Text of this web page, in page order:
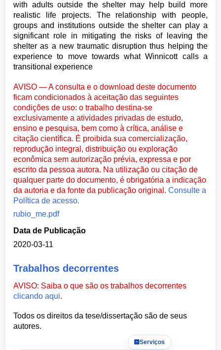
with adults outside the shelter may help build more
realistic life projects. The relationship with people,
groups and institutions outside the shelter can play a
significant role in mitigating the risks of leaving the
shelter as a new traumatic disruption thus helping the
experience to move towards what Winnicott calls a
transitional experience
AVISO — A consulta e o download deste documento
ficam condicionados à aceitação das seguintes
condições de uso: o trabalho destina-se
exclusivamente a atividades privadas de estudo,
ensino e pesquisa, bem como à crítica, análise e
citação científica. É proibida sua comercialização,
reprodução integral, distribuição ou exploração
econômica sem autorização prévia, expressa e por
escrito da pessoa autora. Na utilização ou citação de
qualquer parte do documento, é obrigatória a indicação
da autoria e da fonte da publicação original.Consulte a
Política de acesso.
rubio_me.pdf
Data de Publicação
2020-03-11
Trabalhos decorrentes
AVISO: Saiba o que são os trabalhos decorrentes
clicando aqui.
Todos os direitos da tese/dissertação são de seus
autores.
Serviços